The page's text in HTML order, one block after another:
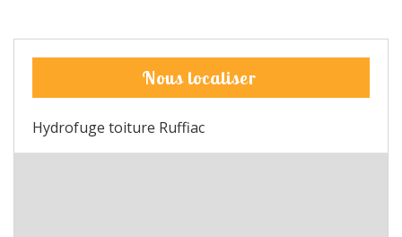
Nous localiser
Hydrofuge toiture Ruffiac